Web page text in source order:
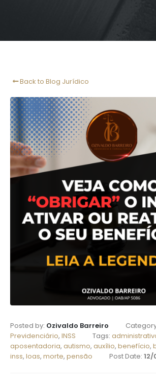
Back to Blog Jurídico
Posted by: Ozivaldo Barreiro
Previdenciário, INSS Tags:
aposentadoria, autismo, auxílio, benefício,
inss, loas, morte, pensão Post Date: